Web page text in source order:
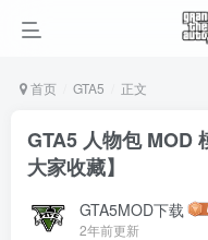
首页 GTA5 正文
GTA5 人物包 MOD
大家收藏】
GTA5MOD下载
2年前更新